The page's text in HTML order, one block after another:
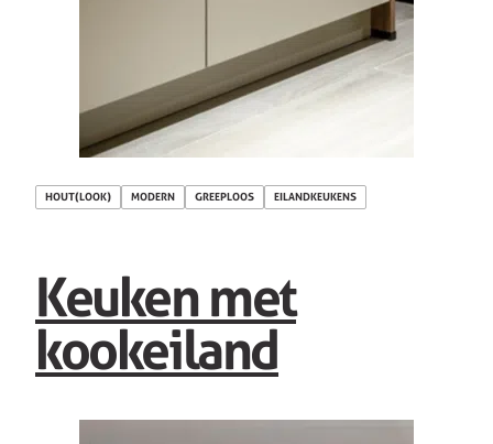
HOUT(LOOK) MODERN GREEPLOOS EILANDKEUKENS
Keuken met
kookeiland